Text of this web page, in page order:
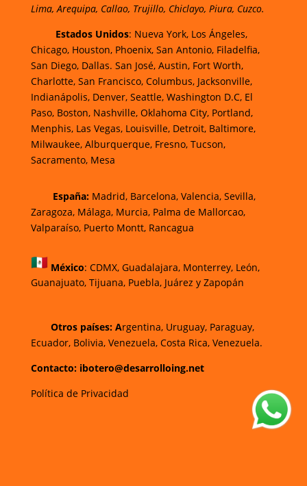
Lima, Arequipa, Callao, Trujillo, Chiclayo, Piura, Cuzco.
Estados Unidos: Nueva York, Los Ángeles,
Chicago, Houston, Phoenix, San Antonio, Filadelfia,
San Diego, Dallas. San José, Austin, Fort Worth,
Charlotte, San Francisco, Columbus, Jacksonville,
Indianápolis, Denver, Seattle, Washington D.C, El
Paso, Boston, Nashville, Oklahoma City, Portland,
Menphis, Las Vegas, Louisville, Detroit, Baltimore,
Milwaukee, Alburquerque, Fresno, Tucson,
Sacramento, Mesa
España: Madrid, Barcelona, Valencia, Sevilla,
Zaragoza, Málaga, Murcia, Palma de Mallorcao,
Valparaíso, Puerto Montt, Rancagua
México: CDMX, Guadalajara, Monterrey, León,
Guanajuato, Tijuana, Puebla, Juárez y Zapopán
Otros países: Argentina, Uruguay, Paraguay,
Ecuador, Bolivia, Venezuela, Costa Rica, Venezuela.
Contacto: ibotero@desarrolloing.net
Política de Privacidad
w